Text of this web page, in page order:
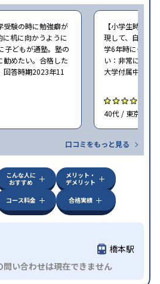
受験の時に勉強癖が
机に向かうように
子どもが通塾。塾の
勧めたい。合格した
回答時期2023年11
【小学生時の通
現して、自ら勉
学6年時に子ど
い：非常に勧め
大学付属中学校
40代 / 東京都 男
口コミをもっと見る
こんな人に
おすすめ
メリット・
デメリット
コース料金 合格実績
橋本駅
問い合わせは現在できません